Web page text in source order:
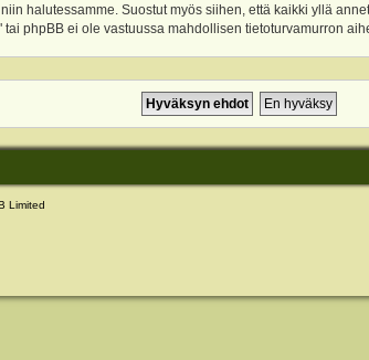
halutessamme. Suostut myös siihen, että kaikki yllä
phpBB ei ole vastuussa mahdollisen tietoturvamurron
Limited